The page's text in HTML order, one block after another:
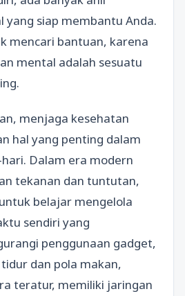
yang siap membantu Anda.
mencari bantuan, karena
mental adalah sesuatu
menjaga kesehatan
hal yang penting dalam
Dalam era modern
tekanan dan tuntutan,
belajar mengelola
sendiri yang
penggunaan gadget,
dan pola makan,
teratur, memiliki jaringan